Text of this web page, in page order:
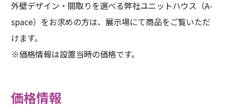
外壁デザイン・間取りを選べる弊社ユニットハウス（A-
space）をお求めの方は、展示場にて商品をご覧いただ
けます。
※価格情報は設置当時の価格です。
価格情報